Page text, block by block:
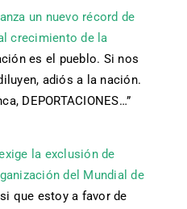
un nuevo récord de
crecimiento de la
es el pueblo. Si nos
adiós a la nación.
DEPORTACIONES…”
la exclusión de
del Mundial de
que estoy a favor de